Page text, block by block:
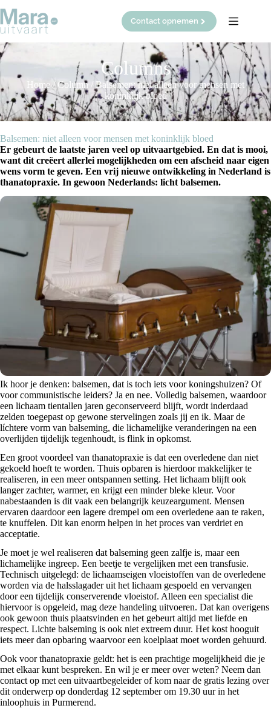
naar
de
inhoud
Contact opnemen
Columns
Home / Column / Balsemen: niet alleen voor mensen met
koninklijk bloed
Balsemen: niet alleen voor mensen met koninklijk bloed
Er gebeurt de laatste jaren veel op uitvaartgebied. En dat is mooi,
want dit creëert allerlei mogelijkheden om een afscheid naar eigen
wens vorm te geven. Een vrij nieuwe ontwikkeling in Nederland is
thanatopraxie. In gewoon Nederlands: licht balsemen.
Ik hoor je denken: balsemen, dat is toch iets voor koningshuizen? Of
voor communistische leiders? Ja en nee. Volledig balsemen, waardoor
een lichaam tientallen jaren geconserveerd blijft, wordt inderdaad
zelden toegepast op gewone stervelingen zoals jij en ik. Maar de
líchtere vorm van balseming, die lichamelijke veranderingen na een
overlijden tijdelijk tegenhoudt, is flink in opkomst.
Een groot voordeel van thanatopraxie is dat een overledene dan niet
gekoeld hoeft te worden. Thuis opbaren is hierdoor makkelijker te
realiseren, in een meer ontspannen setting. Het lichaam blijft ook
langer zachter, warmer, en krijgt een minder bleke kleur. Voor
nabestaanden is dit vaak een belangrijk keuzeargument. Mensen
ervaren daardoor een lagere drempel om een overledene aan te raken,
te knuffelen. Dit kan enorm helpen in het proces van verdriet en
acceptatie.
Je moet je wel realiseren dat balseming geen zalfje is, maar een
lichamelijke ingreep. Een beetje te vergelijken met een transfusie.
Technisch uitgelegd: de lichaamseigen vloeistoffen van de overledene
worden via de halsslagader uit het lichaam gespoeld en vervangen
door een tijdelijk conserverende vloeistof. Alleen een specialist die
hiervoor is opgeleid, mag deze handeling uitvoeren. Dat kan overigens
ook gewoon thuis plaatsvinden en het gebeurt altijd met liefde en
respect. Lichte balseming is ook niet extreem duur. Het kost hooguit
iets meer dan opbaring waarvoor een koelplaat moet worden gehuurd.
Ook voor thanatopraxie geldt: het is een prachtige mogelijkheid die je
met elkaar kunt bespreken. En wil je er meer over weten? Neem dan
contact op met een uitvaartbegeleider of kom naar de gratis lezing over
dit onderwerp op donderdag 12 september om 19.30 uur in het
inloophuis in Purmerend.